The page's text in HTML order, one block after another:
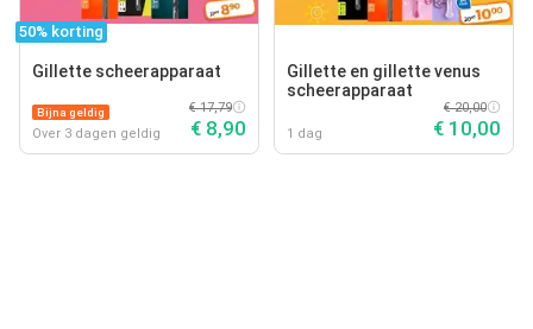
50% korting
Gillette scheerapparaat
Bijna geldig
Over 3 dagen geldig
€ 17,79
€ 8,90
Gillette en gillette venus
scheerapparaat
1 dag
€ 20,00
€ 10,00